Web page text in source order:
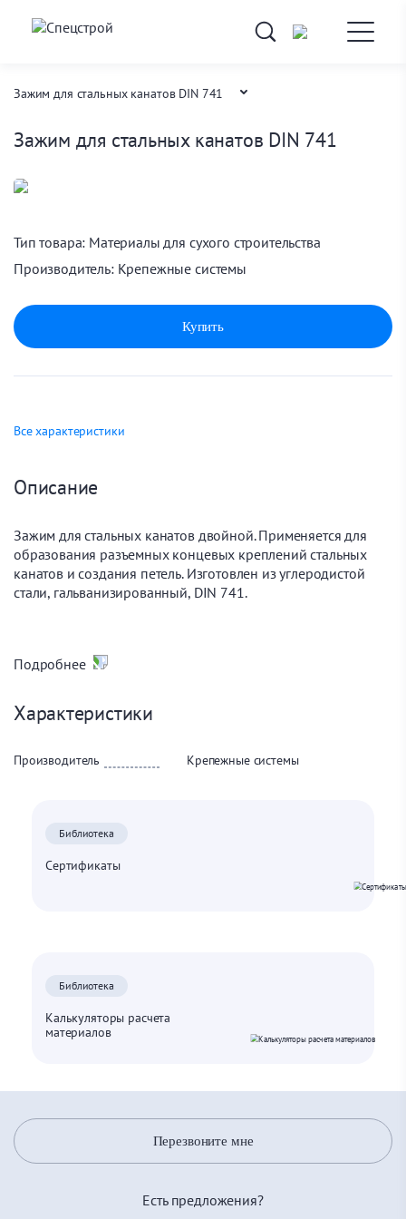
Зажим для стальных канатов DIN 741
Каталог товаров
Зажим для стальных канатов DIN 741
Тип товара: Материалы для сухого строительства
Производитель:Крепежные системы
Купить
Все характеристики
Описание
Зажим для стальных канатов двойной. Применяется для
образования разъемных концевых креплений стальных
канатов и создания петель. Изготовлен из углеродистой
стали, гальванизированный, DIN 741.
Подробнее
Характеристики
Производитель Крепежные системы
Библиотека
Сертификаты
Библиотека
Калькуляторы расчета
материалов
Перезвоните мне
Есть предложения?